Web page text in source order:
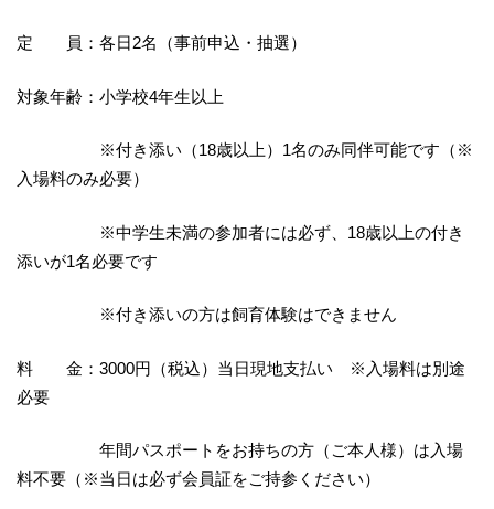
定 員：各日2名（事前申込・抽選）
対象年齢：小学校4年生以上
※付き添い（18歳以上）1名のみ同伴可能です（※
入場料のみ必要）
※中学生未満の参加者には必ず、18歳以上の付き
添いが1名必要です
※付き添いの方は飼育体験はできません
料 金：3000円（税込）当日現地支払い ※入場料は別途
必要
年間パスポートをお持ちの方（ご本人様）は入場
料不要（※当日は必ず会員証をご持参ください）